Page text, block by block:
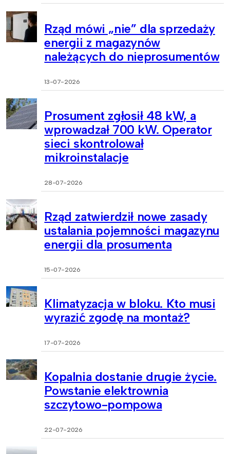
Rząd mówi „nie” dla sprzedaży
energii z magazynów
należących do nieprosumentów
13-07-2026
Prosument zgłosił 48 kW, a
wprowadzał 700 kW. Operator
sieci skontrolował
mikroinstalacje
28-07-2026
Rząd zatwierdził nowe zasady
ustalania pojemności magazynu
energii dla prosumenta
15-07-2026
Klimatyzacja w bloku. Kto musi
wyrazić zgodę na montaż?
17-07-2026
Kopalnia dostanie drugie życie.
Powstanie elektrownia
szczytowo-pompowa
22-07-2026